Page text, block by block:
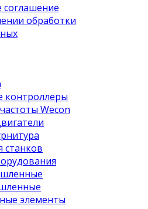
соглашение
обработки
контроллеры
Wecon
станков
элементы